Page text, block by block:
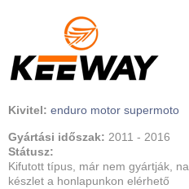
hullámos féktárcsa gondoskodik a
mindig te uralhasd a motort. A dirt-
a benzintankon és a hátsó
markolatvédok gondoskodnak az
tükrök is hozzájárulnak az agresszív
utas számára
Kivitel: enduro motor supermoto
Gyártási időszak: 2011 - 2016
Státusz:
Kifutott típus, már nem gyártják,
készlet a honlapunkon elérhető